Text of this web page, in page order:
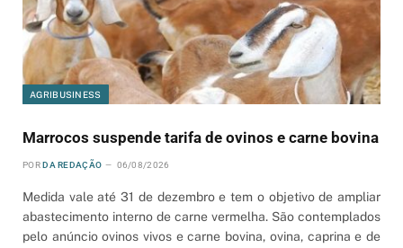
AGRIBUSINESS
Marrocos suspende tarifa de ovinos e carne bovina
POR DA REDAÇÃO 06/08/2026
Medida vale até 31 de dezembro e tem o objetivo de ampliar
abastecimento interno de carne vermelha. São contemplados
pelo anúncio ovinos vivos e carne bovina, ovina, caprina e de